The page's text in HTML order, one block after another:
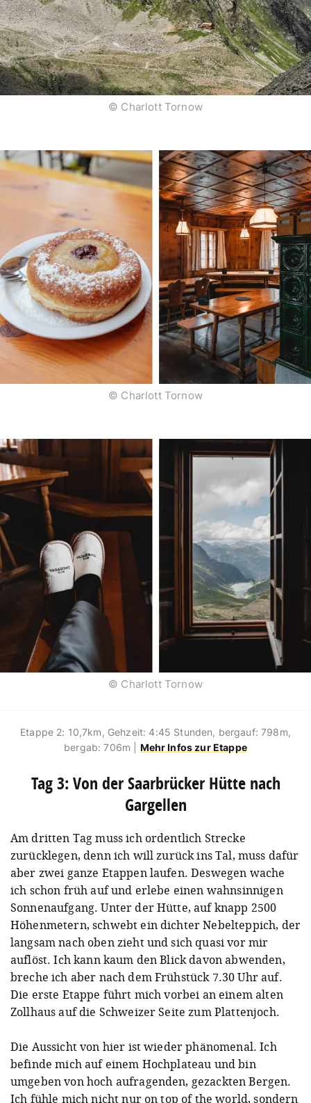
© Charlott Tornow
© Charlott Tornow
© Charlott Tornow
Etappe 2: 10,7km, Gehzeit: 4:45 Stunden, bergauf: 798m,
bergab: 706m | Mehr Infos zur Etappe
Tag 3: Von der Saarbrücker Hütte nach
Gargellen
Am dritten Tag muss ich ordentlich Strecke
zurücklegen, denn ich will zurück ins Tal, muss dafür
aber zwei ganze Etappen laufen. Deswegen wache
ich schon früh auf und erlebe einen wahnsinnigen
Sonnenaufgang. Unter der Hütte, auf knapp 2500
Höhenmetern, schwebt ein dichter Nebelteppich, der
langsam nach oben zieht und sich quasi vor mir
auflöst. Ich kann kaum den Blick davon abwenden,
breche ich aber nach dem Frühstück 7.30 Uhr auf.
Die erste Etappe führt mich vorbei an einem alten
Zollhaus auf die Schweizer Seite zum Plattenjoch.
Die Aussicht von hier ist wieder phänomenal. Ich
befinde mich auf einem Hochplateau und bin
umgeben von hoch aufragenden, gezackten Bergen.
Ich fühle mich nicht nur on top of the world, sondern